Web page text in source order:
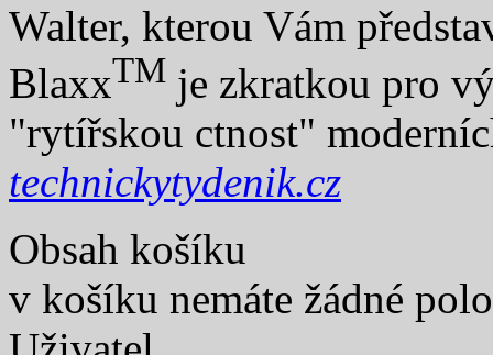
Walter, kterou Vám
BlaxxTM je zkratkou pro
"rytířskou ctnost"
technickytydenik.cz
Obsah košíku
v košíku nemáte žádné